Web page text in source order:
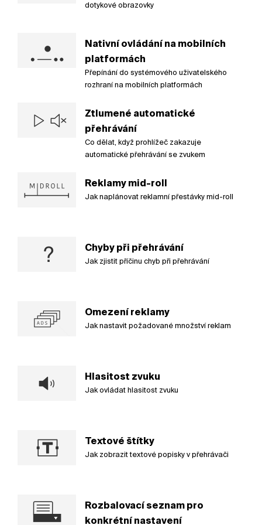
dotykové obrazovky
Nativní ovládání na mobilních
platformách
Přepínání do systémového uživatelského
rozhraní na mobilních platformách
Ztlumené automatické
přehrávání
Co dělat, když prohlížeč zakazuje
automatické přehrávání se zvukem
Reklamy mid-roll
Jak naplánovat reklamní přestávky mid-roll
Chyby při přehrávání
Jak zjistit příčinu chyb při přehrávání
Omezení reklamy
Jak nastavit požadované množství reklam
Hlasitost zvuku
Jak ovládat hlasitost zvuku
Textové štítky
Jak zobrazit textové popisky v přehrávači
Rozbalovací seznam pro
konkrétní nastavení